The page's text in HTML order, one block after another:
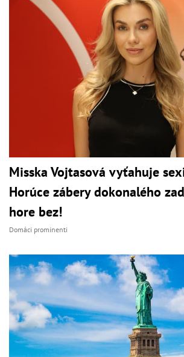
Misska Vojtasová vyťahuje
Horúce zábery dokonalého
hore bez!
Domáci prominenti